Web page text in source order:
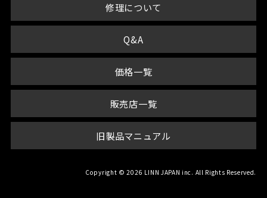
修理について
Q&A
価格一覧
販売店一覧
旧製品マニュアル
Copyright © 2026 LINN JAPAN inc. All Rights Reserved.